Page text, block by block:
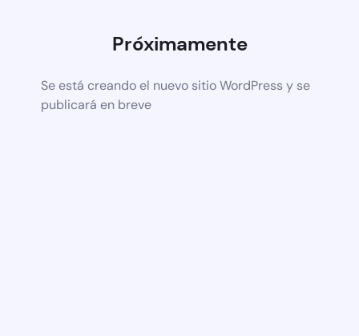
Próximamente
Se está creando el nuevo sitio WordPress y se
publicará en breve